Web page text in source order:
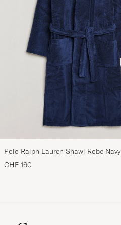
Polo Ralph Lauren Shawl Robe Navy
CHF 160